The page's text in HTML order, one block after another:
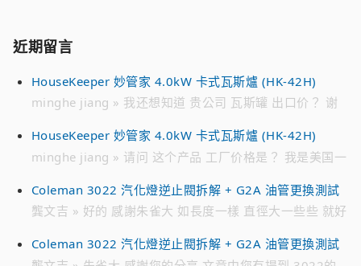
分
頁
近期留言
HouseKeeper 妙管家 4.0kW 卡式瓦斯爐 (HK-42H)
minghe jiang » 我还想知道 贵公司 瓦斯罐 出口价？ 谢
HouseKeeper 妙管家 4.0kW 卡式瓦斯爐 (HK-42H)
minghe jiang » 请问 这个产品 工厂价格是？ 我是美国一
ID : jmh****** 电话 ： 718 791 ****
Coleman 3022 汽化燈逆止閥拆解 + G2A 油管更換測試
龔文吉 » 好的 感謝朱雀大 如長度一樣 直徑大一些些 就好
時候 貴不少 感恩
Coleman 3022 汽化燈逆止閥拆解 + G2A 油管更換測試